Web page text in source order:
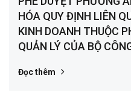
HÓA QUY ĐỊNH LIÊN
KINH DOANH THUỘC
QUẢN LÝ CỦA BỘ
Đọc thêm